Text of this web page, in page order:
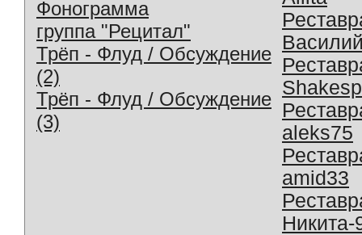
Фонограмма
группа "Рецитал"
Трёп - Флуд / Обсуждение
(2)
Трёп - Флуд / Обсуждение
(3)
aleks75
amid33
Никита-